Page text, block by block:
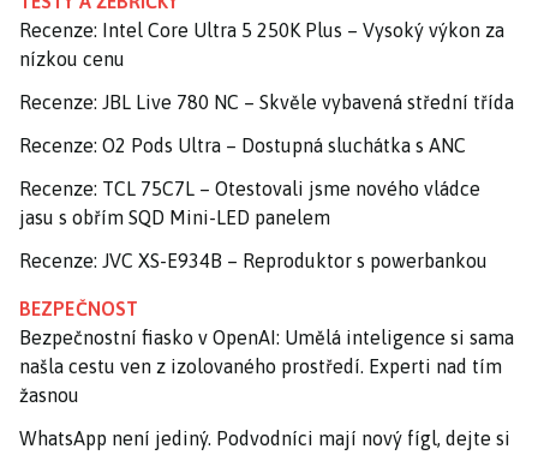
Recenze: Intel Core Ultra 5 250K Plus – Vysoký výkon za
nízkou cenu
Recenze: JBL Live 780 NC – Skvěle vybavená střední třída
Recenze: O2 Pods Ultra – Dostupná sluchátka s ANC
Recenze: TCL 75C7L – Otestovali jsme nového vládce
jasu s obřím SQD Mini-LED panelem
Recenze: JVC XS-E934B – Reproduktor s powerbankou
BEZPEČNOST
Bezpečnostní fiasko v OpenAI: Umělá inteligence si sama
našla cestu ven z izolovaného prostředí. Experti nad tím
žasnou
WhatsApp není jediný. Podvodníci mají nový fígl, dejte si